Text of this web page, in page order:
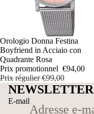
PROMOTION
Orologio Donna Festina
Boyfriend in Acciaio con
Quadrante Rosa
Prix promotionnel €94,00
Prix régulier€99,00
NEWSLETTER
E-mail